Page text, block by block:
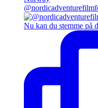
Nu kan du stemme på